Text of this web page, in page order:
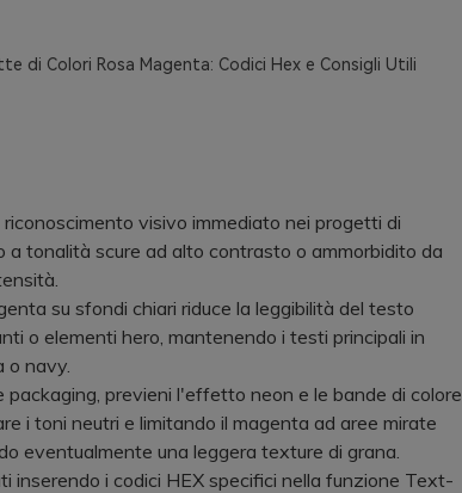
di Colori Rosa Magenta: Codici Hex e Consigli Utili
visivo immediato nei progetti di
a tonalità scure ad alto contrasto o ammorbidito da
su sfondi chiari riduce la leggibilità del testo
o elementi hero, mantenendo i testi principali in
o navy.
previeni l'effetto neon e le bande di colore
i toni neutri e limitando il magenta ad aree mirate
eventualmente una leggera texture di grana.
i codici HEX specifici nella funzione Text-